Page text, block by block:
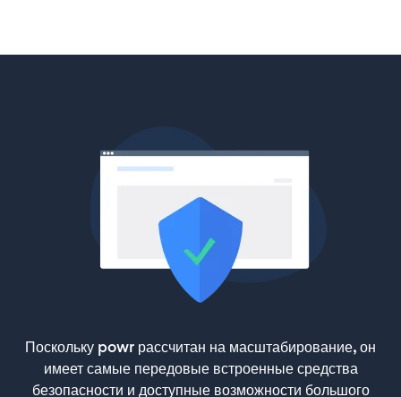
Поскольку powr рассчитан на масштабирование, он
имеет самые передовые встроенные средства
безопасности и доступные возможности большого